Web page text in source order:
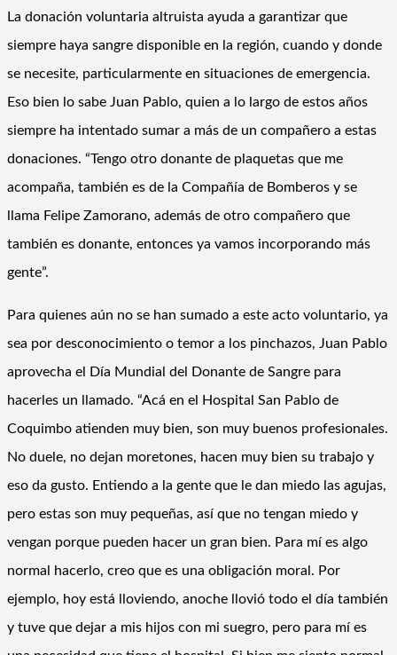
La donación voluntaria altruista ayuda a garantizar que
siempre haya sangre disponible en la región, cuando y donde
se necesite, particularmente en situaciones de emergencia.
Eso bien lo sabe Juan Pablo, quien a lo largo de estos años
siempre ha intentado sumar a más de un compañero a estas
donaciones. “Tengo otro donante de plaquetas que me
acompaña, también es de la Compañía de Bomberos y se
llama Felipe Zamorano, además de otro compañero que
también es donante, entonces ya vamos incorporando más
gente”.
Para quienes aún no se han sumado a este acto voluntario, ya
sea por desconocimiento o temor a los pinchazos, Juan Pablo
aprovecha el Día Mundial del Donante de Sangre para
hacerles un llamado. “Acá en el Hospital San Pablo de
Coquimbo atienden muy bien, son muy buenos profesionales.
No duele, no dejan moretones, hacen muy bien su trabajo y
eso da gusto. Entiendo a la gente que le dan miedo las agujas,
pero estas son muy pequeñas, así que no tengan miedo y
vengan porque pueden hacer un gran bien. Para mí es algo
normal hacerlo, creo que es una obligación moral. Por
ejemplo, hoy está lloviendo, anoche llovió todo el día también
y tuve que dejar a mis hijos con mi suegro, pero para mí es